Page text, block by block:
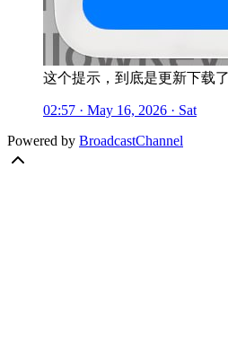
这个提示，到底是更新下载
02:57 · May 16, 2026 · Sat
Powered by BroadcastChannel